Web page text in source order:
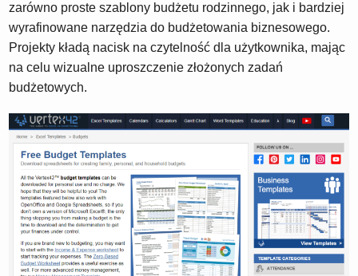
zarówno proste szablony budżetu rodzinnego, jak i bardziej
wyrafinowane narzędzia do budżetowania biznesowego.
Projekty kładą nacisk na czytelność dla użytkownika, mając
na celu wizualne uproszczenie złożonych zadań
budżetowych.